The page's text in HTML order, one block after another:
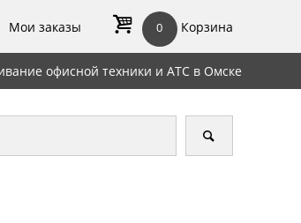
Мои заказы 0 Корзина
офисной техники и АТС в Омске